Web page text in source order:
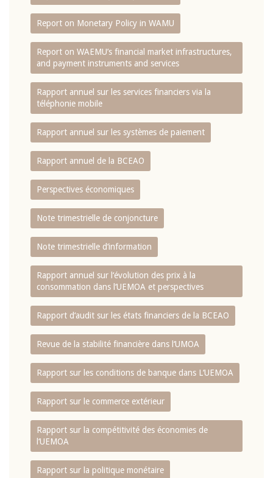
Report on Monetary Policy in WAMU
Report on WAEMU’s financial market infrastructures,
and payment instruments and services
Rapport annuel sur les services financiers via la
téléphonie mobile
Rapport annuel sur les systèmes de paiement
Rapport annuel de la BCEAO
Perspectives économiques
Note trimestrielle de conjoncture
Note trimestrielle d‘information
Rapport annuel sur l‘évolution des prix à la
consommation dans l‘UEMOA et perspectives
Rapport d‘audit sur les états financiers de la BCEAO
Revue de la stabilité financière dans l‘UMOA
Rapport sur les conditions de banque dans L‘UEMOA
Rapport sur le commerce extérieur
Rapport sur la compétitivité des économies de
l‘UEMOA
Rapport sur la politique monétaire